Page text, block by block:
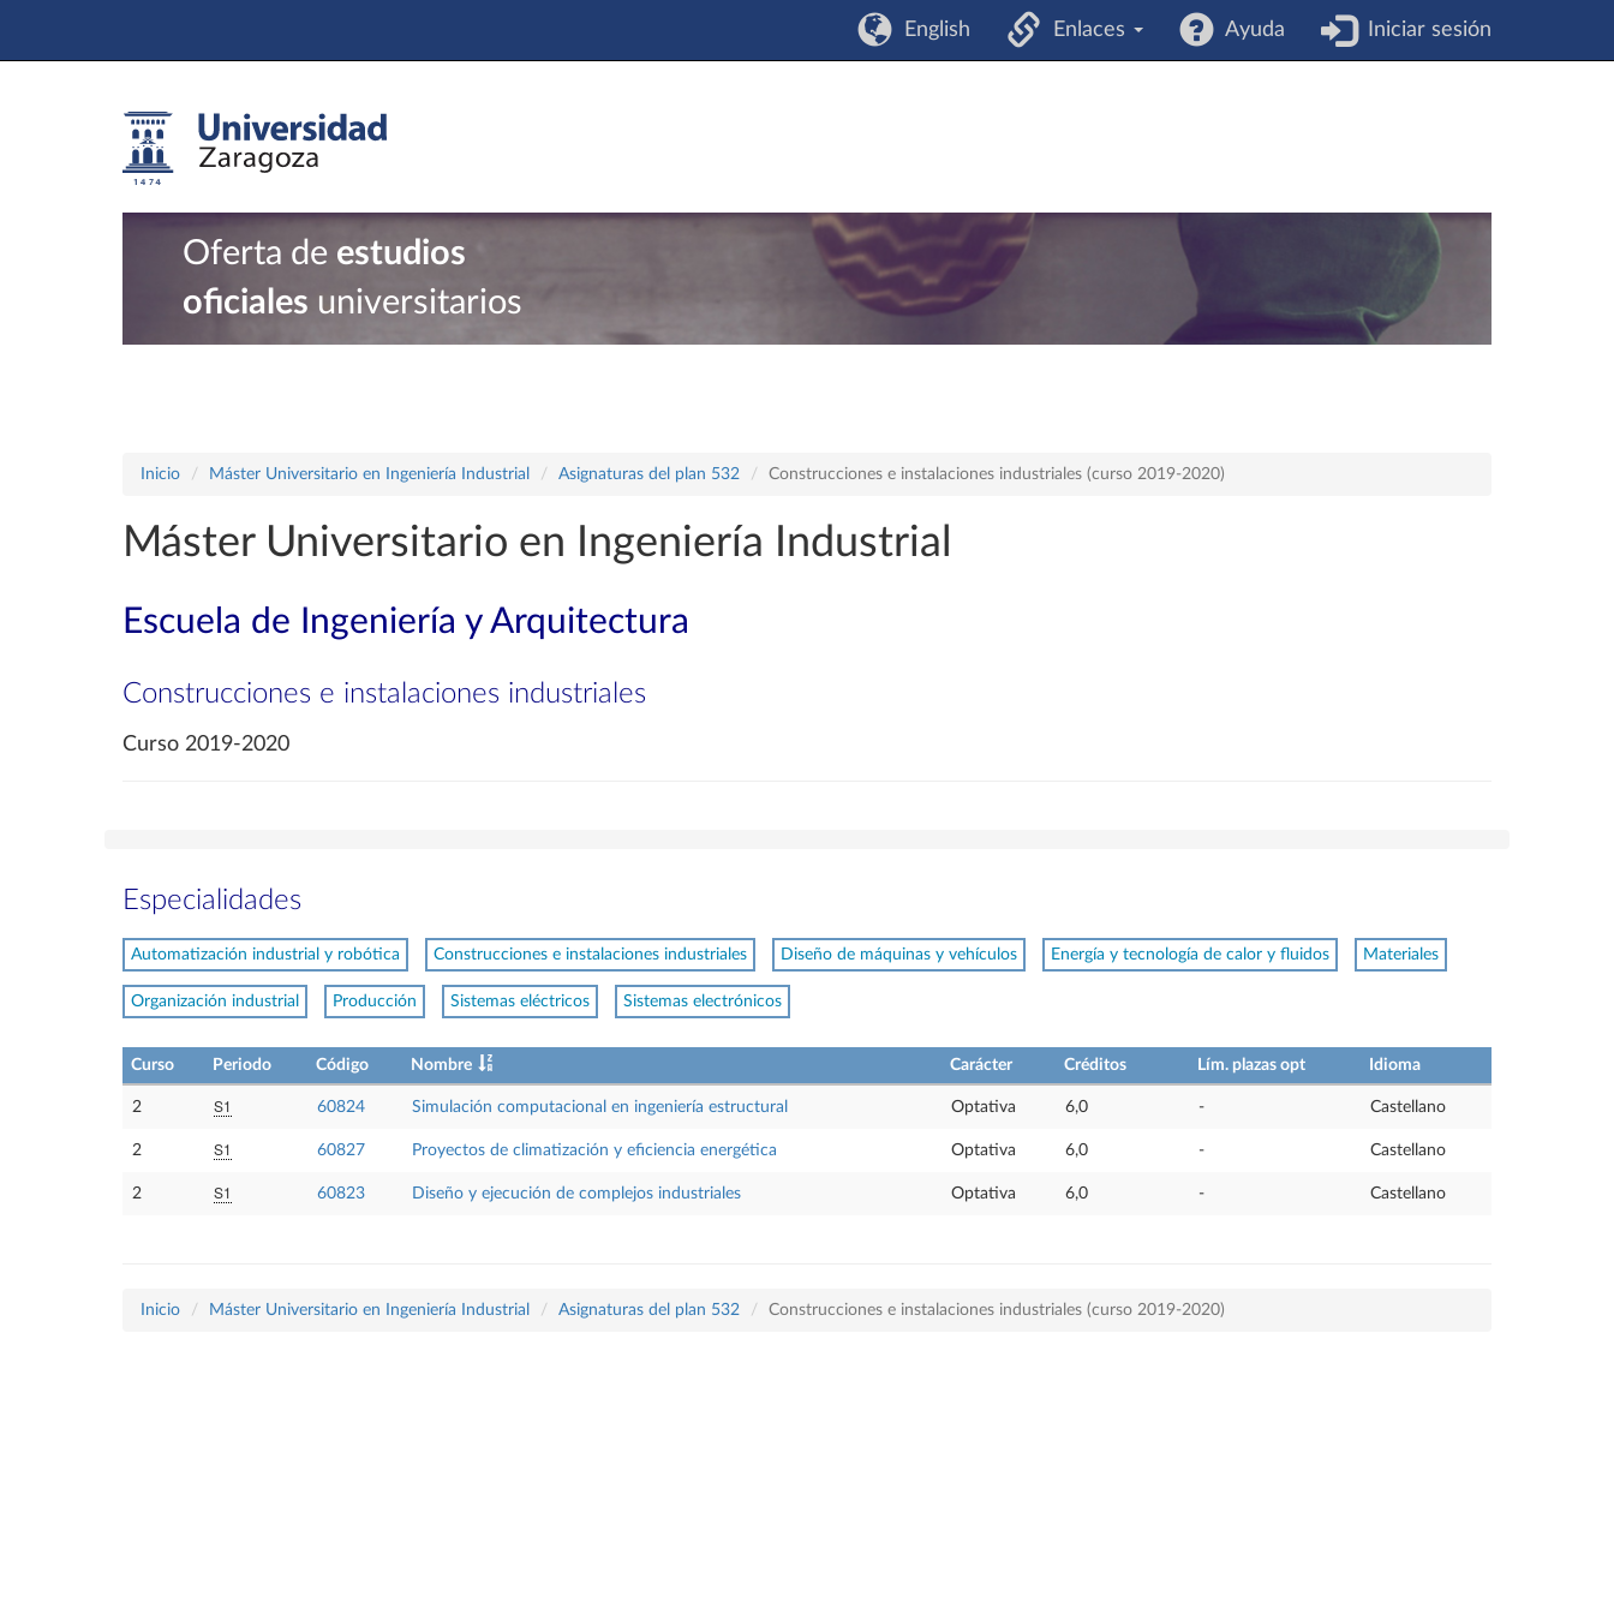
English Enlaces Ayuda Iniciar sesión
Oferta de estudios
oficiales universitarios
Inicio Máster Universitario en Ingeniería Industrial Asignaturas del plan 532 Construcciones e instalaciones industriales (curso 2019-2020)
Máster Universitario en Ingeniería Industrial
Escuela de Ingeniería y Arquitectura
Construcciones e instalaciones industriales
Curso 2019-2020
Especialidades
Automatización industrial y robótica Construcciones e instalaciones industriales Diseño de máquinas y vehículos Energía y tecnología de calor y fluidos Materiales
Organización industrial Producción Sistemas eléctricos Sistemas electrónicos
Curso Periodo Código Nombre Carácter Créditos Lím. plazas opt Idioma
2 S1 60824 Simulación computacional en ingeniería estructural Optativa 6,0 - Castellano
2 S1 60827 Proyectos de climatización y eficiencia energética Optativa 6,0 - Castellano
2 S1 60823 Diseño y ejecución de complejos industriales Optativa 6,0 - Castellano
Inicio Máster Universitario en Ingeniería Industrial Asignaturas del plan 532 Construcciones e instalaciones industriales (curso 2019-2020)